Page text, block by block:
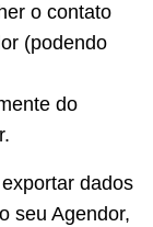
o contato
(podendo
do
dados
seu Agendor,